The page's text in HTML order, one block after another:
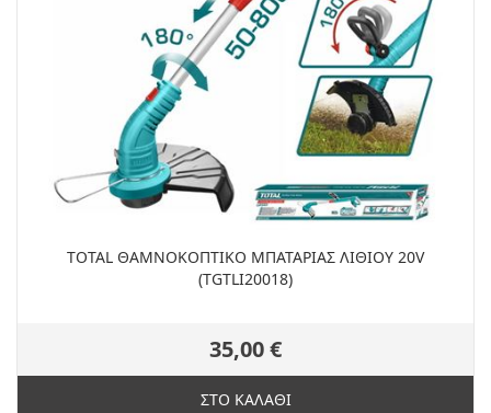
TOTAL ΘΑΜΝΟΚΟΠΤΙΚΟ ΜΠΑΤΑΡΙΑΣ ΛΙΘΙΟΥ 20V
(TGTLI20018)
35,00 €
ΣΤΟ ΚΑΛΑΘΙ